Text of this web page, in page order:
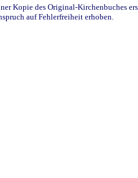
Kopie des Original-Kirchenbuches
auf Fehlerfreiheit erhoben.